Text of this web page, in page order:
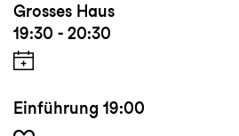
Grosses Haus
19:30 - 20:30
Einführung 19:00